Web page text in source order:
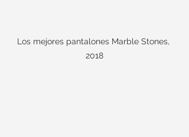
Los mejores pantalones Marble Stones,
2018